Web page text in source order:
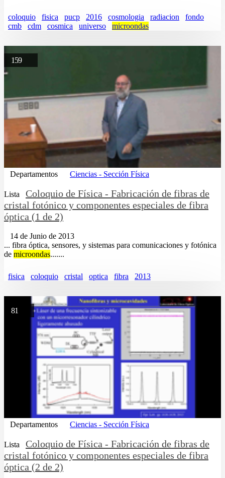
coloquio fisica pucp 2016 cosmologia radiacion
fondo
cmb
cdm cosmica universo microondas
159
Departamentos Ciencias - Sección Física
Lista
Coloquio de Física - Fabricación de fibras de
cristal fotónico y componentes especiales de fibra
óptica (1 de 2)
14 de Junio de 2013
... fibra óptica, sensores, y sistemas para comunicaciones y fotónica
de microondas.......
fisica coloquio cristal optica fibra 2013
81
Departamentos Ciencias - Sección Física
Lista
Coloquio de Física - Fabricación de fibras de
cristal fotónico y componentes especiales de fibra
óptica (2 de 2)